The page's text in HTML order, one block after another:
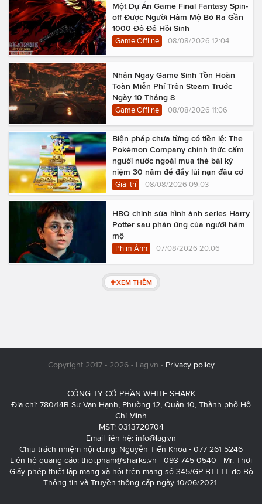
Một Dự Án Game Final Fantasy Spin-
off Được Người Hâm Mộ Bỏ Ra Gần
1000 Đô Để Hồi Sinh
Game Offline 08/08/2026 12:04
Nhận Ngay Game Sinh Tồn Hoàn
Toàn Miễn Phí Trên Steam Trước
Ngày 10 Tháng 8
Game Offline 08/08/2026 11:06
Biện pháp chưa từng có tiền lệ: The
Pokémon Company chính thức cấm
người nước ngoài mua thẻ bài kỷ
niệm 30 năm để đẩy lùi nạn đầu cơ
Giải trí 08/08/2026 09:03
HBO chỉnh sửa hình ảnh series Harry
Potter sau phản ứng của người hâm
mộ
Phim Ảnh 07/08/2026 20:06
XEM THÊM
Copyright 2017 - 2026 - Lag.vn - Privacy policy
CÔNG TY CỔ PHẦN WHITE SHARK
Địa chỉ: 780/14B Sư Vạn Hạnh, Phường 12, Quận 10, Thành phố Hồ
Chí Minh
MST: 0313720704
Email liên hệ: info@lag.vn
Chịu trách nhiệm nội dung: Nguyễn Tiến Khoa - 077 261 5246
Liên hệ quảng cáo: thoi.pham@sharks.vn - 093 745 0540 - Mr. Thơi
Giấy phép thiết lập mạng xã hội trên mạng số 345/GP-BTTTT do Bộ
Thông tin và Truyền thông cấp ngày 10/06/2021.